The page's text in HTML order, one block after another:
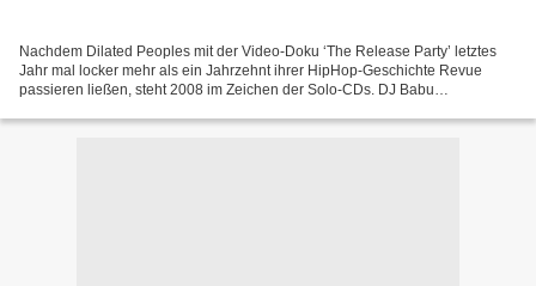
Nachdem Dilated Peoples mit der Video-Doku ‘The Release Party’ letztes
Jahr mal locker mehr als ein Jahrzehnt ihrer HipHop-Geschichte Revue
passieren ließen, steht 2008 im Zeichen der Solo-CDs. DJ Babu